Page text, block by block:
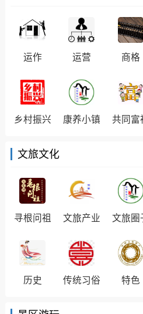
京大学录取
教育部：义务
学生每学期至
，这份规范使
账户倡议书请查
丰顺县丰良
运作 运营 商格
乡村振兴 康养小镇 共同富
文旅文化
寻根问祖 文旅产业 文旅圈
历史 传统习俗 特色